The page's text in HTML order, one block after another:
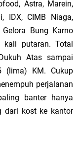
Astra, Marein,
IDX, CIMB Niaga,
Bung Karno
kali putaran. Total
Atas sampai
(lima) KM. Cukup
perjalanan
banter hanya
dari kost ke kantor